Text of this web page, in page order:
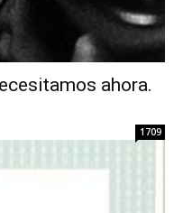
ahora.
1709